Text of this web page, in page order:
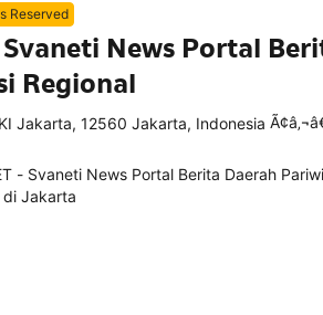
Reserved
Svaneti News Portal
Regional
Jakarta, 12560 Jakarta, Indonesia